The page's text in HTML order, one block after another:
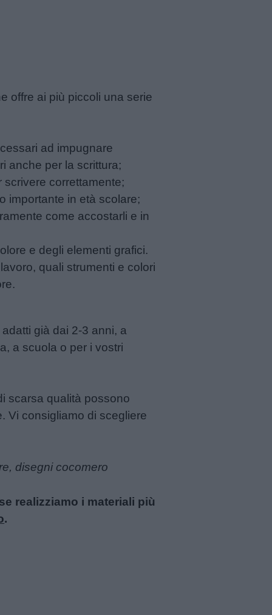
offre ai più piccoli una serie
ad impugnare
anche per la scrittura;
correttamente;
importante in età scolare;
come accostarli e in
e degli elementi grafici.
quali strumenti e colori
adatti già dai 2-3 anni, a
a scuola o per i vostri
scarsa qualità possono
Vi consigliamo di scegliere
disegni cocomero
realizziamo i materiali più
.